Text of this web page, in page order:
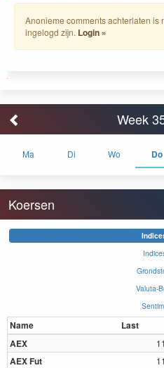
Anonieme comments achterlaten is
ingelogd zijn. Login »
Week
Ma Di Wo Do
Koersen
Valuta-
Name Last
AEX
AEX Fut